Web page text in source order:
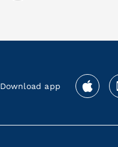
Download app